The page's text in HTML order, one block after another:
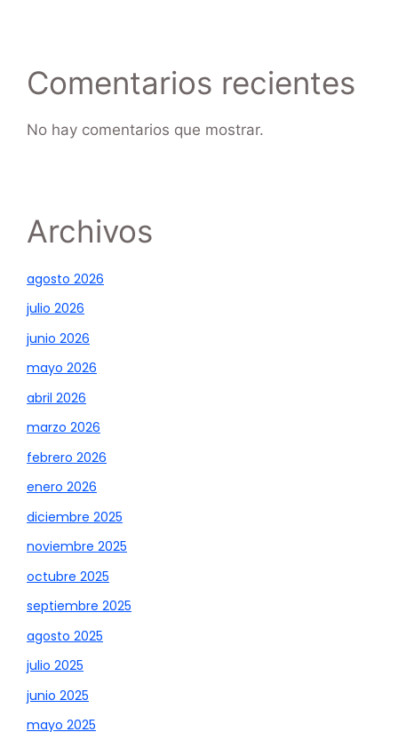
Comentarios recientes
No hay comentarios que mostrar.
Archivos
agosto 2026
julio 2026
junio 2026
mayo 2026
abril 2026
marzo 2026
febrero 2026
enero 2026
diciembre 2025
noviembre 2025
octubre 2025
septiembre 2025
agosto 2025
julio 2025
junio 2025
mayo 2025